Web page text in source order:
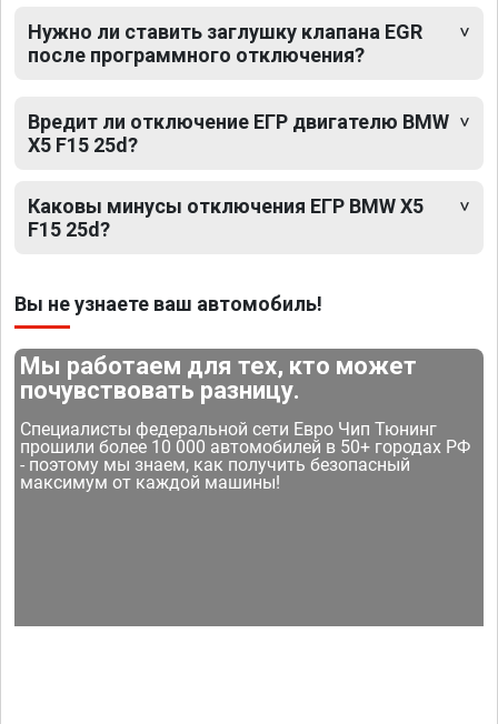
Нужно ли ставить заглушку клапана EGR
после программного отключения?
Вредит ли отключение ЕГР двигателю BMW
X5 F15 25d?
Каковы минусы отключения ЕГР BMW X5
F15 25d?
Вы не узнаете ваш автомобиль!
Мы работаем для тех, кто может
почувствовать разницу.
Специалисты федеральной сети Евро Чип Тюнинг
прошили более 10 000 автомобилей в 50+ городах РФ
- поэтому мы знаем, как получить безопасный
максимум от каждой машины!